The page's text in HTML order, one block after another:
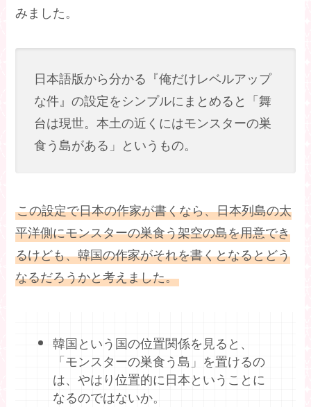
みました。
日本語版から分かる『俺だけレベルアップ
な件』の設定をシンプルにまとめると「舞
台は現世。本土の近くにはモンスターの巣
食う島がある」というもの。
この設定で日本の作家が書くなら、日本列島の太
平洋側にモンスターの巣食う架空の島を用意でき
るけども、韓国の作家がそれを書くとなるとどう
なるだろうかと考えました。
韓国という国の位置関係を見ると、
「モンスターの巣食う島」を置けるの
は、やはり位置的に日本ということに
なるのではないか。